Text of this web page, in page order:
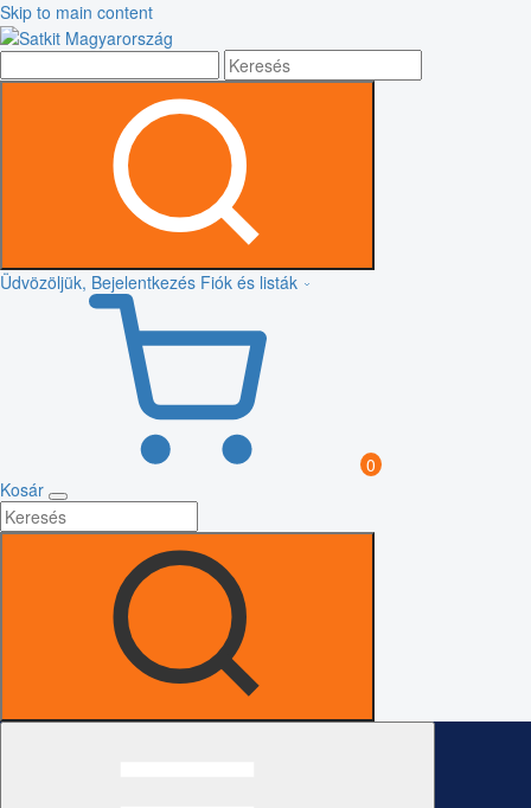
Skip to main content
Üdvözöljük, Bejelentkezés Fiók és listák
0
Kosár